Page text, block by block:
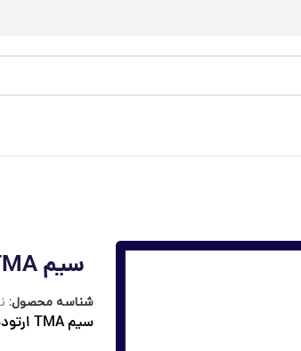
سیم TMA ارتودنسی
شناسه محصول:
سیم TMA